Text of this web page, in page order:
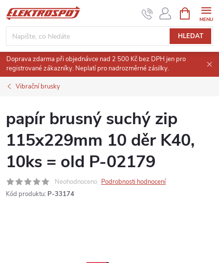
Přejít
na
obsah
HLEDAT
NÁKUPNÍ
KOŠÍK
Doprava zdarma při objednávce nad 2 500 Kč bez DPH jen pro
registrované zákazníky. Neplatí pro nadrozměrné zásilky.
Vibrační brusky
papír brusný suchý zip
115x229mm 10 děr K40,
10ks = old P-02179
Neohodnoceno Podrobnosti hodnocení
Kód produktu: P-33174